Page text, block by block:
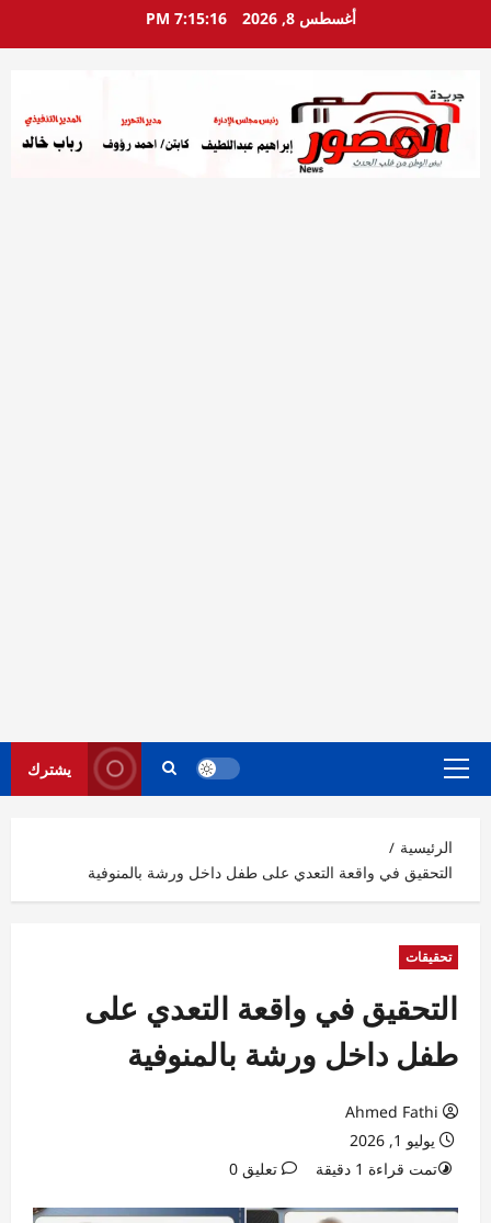
أغسطس 8, 2026 7:15:17 PM
القائمة
يشترك
الرئيسية
التحقيق في واقعة التعدي على طفل داخل ورشة بالمنوفية
تحقيقات
التحقيق في واقعة التعدي على
طفل داخل ورشة بالمنوفية
Ahmed Fathi
يوليو 1, 2026
تمت قراءة 1 دقيقة
تعليق 0